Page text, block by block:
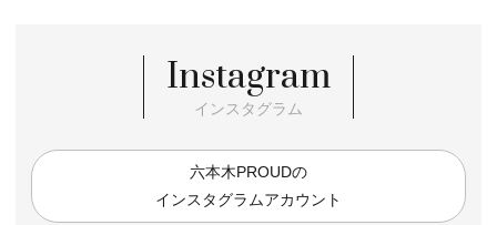
Instagram
インスタグラム
六本木PROUDの
インスタグラムアカウント